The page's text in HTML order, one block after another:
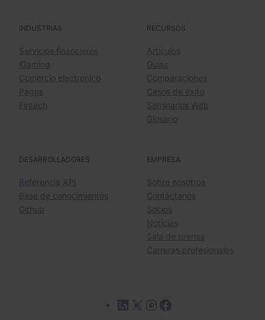
INDUSTRIAS
Servicios financieros
iGaming
Comercio electrónico
Pagos
Fintech
RECURSOS
Artículos
Guías
Comparaciones
Casos de éxito
Seminarios Web
Glosario
DESARROLLADORES
Referencia API
Base de conocimientos
Github
EMPRESA
Sobre nosotros
Contáctanos
Socios
Notícias
Sala de prensa
Carreras profesionales